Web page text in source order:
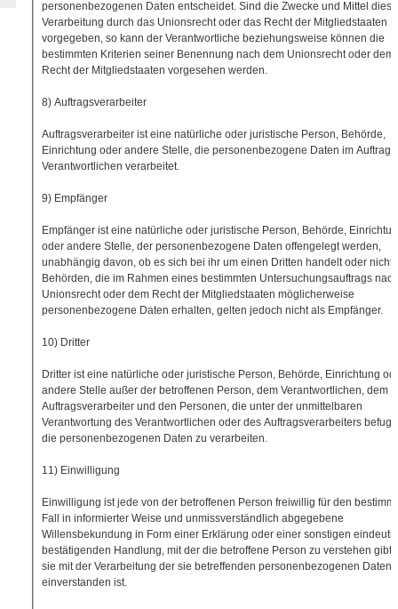
personenbezogenen Daten entscheidet. Sind die Zwecke und Mittel
Verarbeitung durch das Unionsrecht oder das Recht der Mitgliedstaaten
vorgegeben, so kann der Verantwortliche beziehungsweise können die
bestimmten Kriterien seiner Benennung nach dem Unionsrecht oder dem
Recht der Mitgliedstaaten vorgesehen werden.
8) Auftragsverarbeiter
Auftragsverarbeiter ist eine natürliche oder juristische Person, Behörde,
Einrichtung oder andere Stelle, die personenbezogene Daten im Auftrag
Verantwortlichen verarbeitet.
9) Empfänger
Empfänger ist eine natürliche oder juristische Person, Behörde,
oder andere Stelle, der personenbezogene Daten offengelegt werden,
unabhängig davon, ob es sich bei ihr um einen Dritten handelt oder nicht.
Behörden, die im Rahmen eines bestimmten Untersuchungsauftrags
Unionsrecht oder dem Recht der Mitgliedstaaten möglicherweise
personenbezogene Daten erhalten, gelten jedoch nicht als Empfänger.
10) Dritter
Dritter ist eine natürliche oder juristische Person, Behörde, Einrichtung
andere Stelle außer der betroffenen Person, dem Verantwortlichen, dem
Auftragsverarbeiter und den Personen, die unter der unmittelbaren
Verantwortung des Verantwortlichen oder des Auftragsverarbeiters befugt
die personenbezogenen Daten zu verarbeiten.
11) Einwilligung
Einwilligung ist jede von der betroffenen Person freiwillig für den
Fall in informierter Weise und unmissverständlich abgegebene
Willensbekundung in Form einer Erklärung oder einer sonstigen
bestätigenden Handlung, mit der die betroffene Person zu verstehen gibt,
sie mit der Verarbeitung der sie betreffenden personenbezogenen Daten
einverstanden ist.